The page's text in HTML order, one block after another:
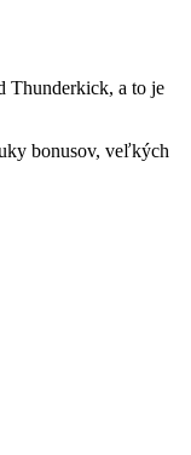
Thunderkick, a to je
bonusov, veľkých